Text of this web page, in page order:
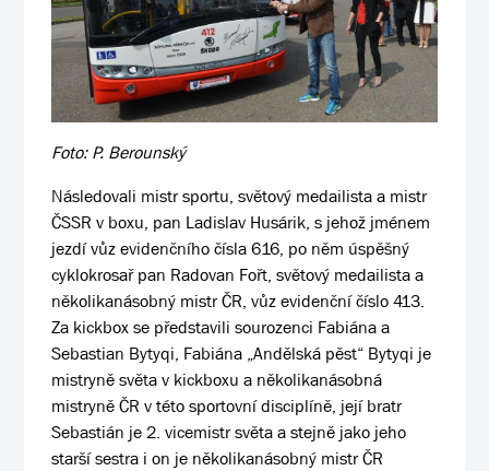
Foto: P. Berounský
Následovali mistr sportu, světový medailista a mistr
ČSSR v boxu, pan Ladislav Husárik, s jehož jménem
jezdí vůz evidenčního čísla 616, po něm úspěšný
cyklokrosař pan Radovan Fořt, světový medailista a
několikanásobný mistr ČR, vůz evidenční číslo 413.
Za kickbox se představili sourozenci Fabiána a
Sebastian Bytyqi, Fabiána „Andělská pěst“ Bytyqi je
mistryně světa v kickboxu a několikanásobná
mistryně ČR v této sportovní disciplíně, její bratr
Sebastián je 2. vicemistr světa a stejně jako jeho
starší sestra i on je několikanásobný mistr ČR